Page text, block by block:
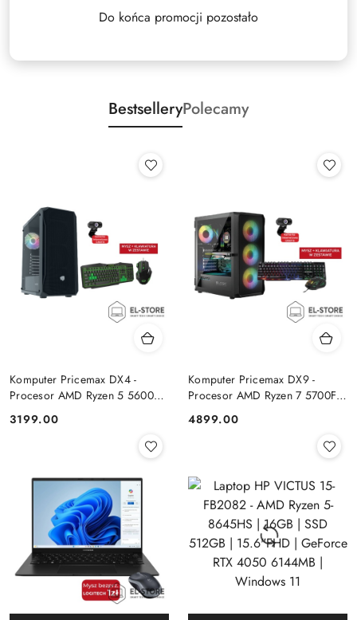
Do końca promocji pozostało
BestselleryPolecamy
Komputer Pricemax DX4 -
Procesor AMD Ryzen 5 5600G
512GB Win 11 PRO
Cena:
3199.00
Komputer Pricemax DX9 -
Procesor AMD Ryzen 7 5700F |
GeForce RTX 5050 8GB | Win
Cena:
4899.00